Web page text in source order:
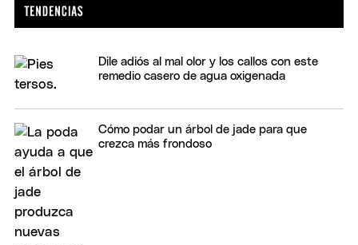
Dile adiós al mal olor y los callos con este
remedio casero de agua oxigenada
Cómo podar un árbol de jade para que
crezca más frondoso